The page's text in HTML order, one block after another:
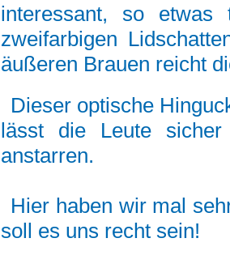
interessant, so
zweifarbigen
äußeren Brauen reicht
Dieser optische
lässt die Leute
anstarren.
Hier haben wir mal
soll es uns recht sein!